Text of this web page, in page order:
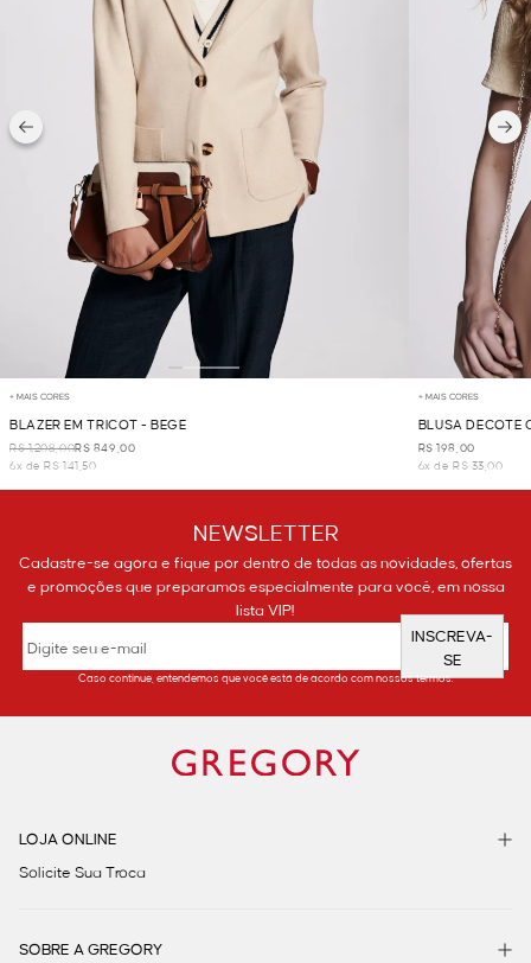
+ MAIS CORES
BLAZER EM TRICOT - BEGE
R$ 1.208,00R$ 849,00
6x de R$ 141,50
+ MAIS CORES
BLUSA DECOTE
R$ 198,00
6x de R$ 33,00
NEWSLETTER
Cadastre-se agora e fique por dentro de todas as novidades, ofertas
e promoções que preparamos especialmente para você, em nossa
lista VIP!
INSCREVA-
SE
Caso continue, entendemos que você está de acordo com nossos termos.
LOJA ONLINE
Solicite Sua Troca
SOBRE A GREGORY